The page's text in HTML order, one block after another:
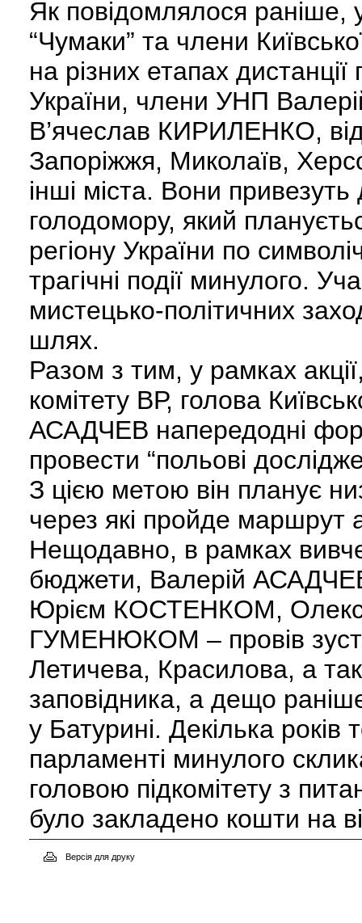
Як повідомлялося раніше,
“Чумаки” та члени
на різних етапах
України, члени УНП
В’ячеслав КИРИЛЕНКО,
Запоріжжя, Миколаїв,
інші міста. Вони
голодомору, який
регіону України по
трагічні події минулого.
мистецько-політичних
шлях.
Разом з тим, у рамках
комітету ВР, голова
АСАДЧЕВ напередодні
провести “польові
З цією метою він планує
через які пройде маршрут
Нещодавно, в рамках
бюджети, Валерій
Юрієм КОСТЕНКОМ,
ГУМЕНЮКОМ – провів
Летичева, Красилова, а
заповідника, а дещо
у Батурині. Декілька
парламенті минулого
головою підкомітету з
було закладено кошти на
Версія для друку